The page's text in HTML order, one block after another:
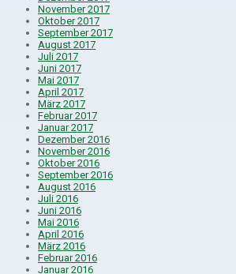
November 2017
Oktober 2017
September 2017
August 2017
Juli 2017
Juni 2017
Mai 2017
April 2017
März 2017
Februar 2017
Januar 2017
Dezember 2016
November 2016
Oktober 2016
September 2016
August 2016
Juli 2016
Juni 2016
Mai 2016
April 2016
März 2016
Februar 2016
Januar 2016